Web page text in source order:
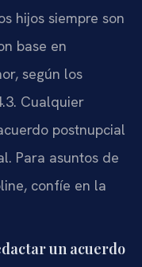
hijos siempre son
base en
según los
Cualquier
postnupcial
Para asuntos de
confíe en la
un acuerdo